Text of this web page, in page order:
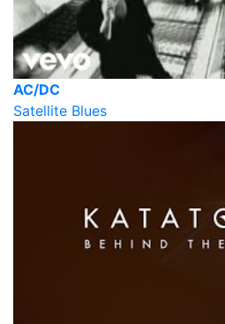
AC/DC
Satellite Blues